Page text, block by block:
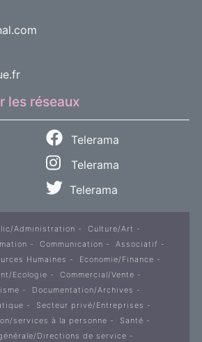
les réseaux
Telerama
Telerama
Telerama
Administration
Culture/Art
Communication
Associatif
Humaines
Economie/Finance
Ecologie
Commercial/Vente
Documentation/Archives
Secteur privé/Entreprises
services à la personne
Santé
Directions de service